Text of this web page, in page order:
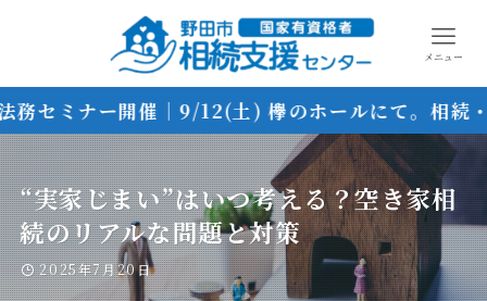
メニュー
ー開催｜9/12(土) 欅のホールにて。相続・遺言
“実家じまい”はいつ考える？空き家相
続のリアルな問題と対策
2025年7月20日